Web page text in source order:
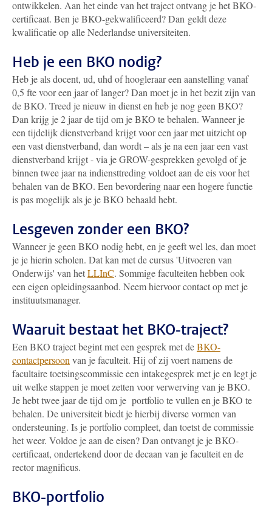
ontwikkelen. Aan het einde van het traject ontvang je het BKO-
certificaat. Ben je BKO-gekwalificeerd? Dan geldt deze
kwalificatie op alle Nederlandse universiteiten.
Heb je een BKO nodig?
Heb je als docent, ud, uhd of hoogleraar een aanstelling vanaf
0,5 fte voor een jaar of langer? Dan moet je in het bezit zijn van
de BKO. Treed je nieuw in dienst en heb je nog geen BKO?
Dan krijg je 2 jaar de tijd om je BKO te behalen. Wanneer je
een tijdelijk dienstverband krijgt voor een jaar met uitzicht op
een vast dienstverband, dan wordt – als je na een jaar een vast
dienstverband krijgt - via je GROW-gesprekken gevolgd of je
binnen twee jaar na indiensttreding voldoet aan de eis voor het
behalen van de BKO. Een bevordering naar een hogere functie
is pas mogelijk als je je BKO behaald hebt.
Lesgeven zonder een BKO?
Wanneer je geen BKO nodig hebt, en je geeft wel les, dan moet
je je hierin scholen. Dat kan met de cursus 'Uitvoeren van
Onderwijs' van hetLLInC. Sommige faculteiten hebben ook
een eigen opleidingsaanbod. Neem hiervoor contact op met je
instituutsmanager.
Waaruit bestaat het BKO-traject?
Een BKO traject begint met een gesprek met deBKO-
contactpersoon van je faculteit. Hij of zij voert namens de
facultaire toetsingscommissie een intakegesprek met je en legt je
uit welke stappen je moet zetten voor verwerving van je BKO.
Je hebt twee jaar de tijd om je portfolio te vullen en je BKO te
behalen. De universiteit biedt je hierbij diverse vormen van
ondersteuning. Is je portfolio compleet, dan toetst de commissie
het weer. Voldoe je aan de eisen? Dan ontvangt je je BKO-
certificaat, ondertekend door de decaan van je faculteit en de
rector magnificus.
BKO-portfolio